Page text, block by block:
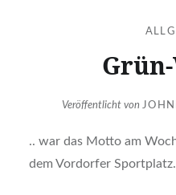
Veröffentlicht von
.. war das Motto am
dem Vordorfer Sportplatz.